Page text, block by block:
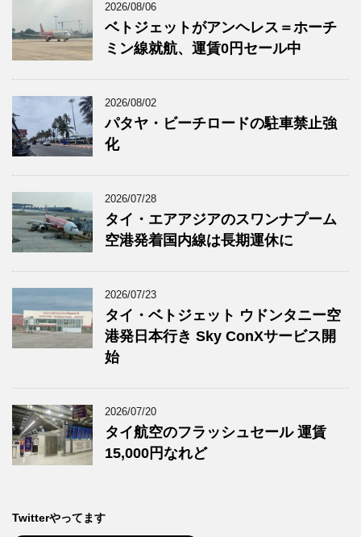
2026/08/06
ベトジェットがアンヘレス＝ホーチ
ミン線就航、運賃0円セール中
2026/08/02
パタヤ・ビーチロードの駐車禁止強
化
2026/07/28
タイ・エアアジアのスワンナプーム
空港発着国内線は長期運休に
2026/07/23
タイ・ベトジェット ウドンタニー空
港発日本行き Sky ConXサービス開
始
2026/07/20
タイ航空のフラッシュセール 運賃
15,000円なれど
Twitterやってます